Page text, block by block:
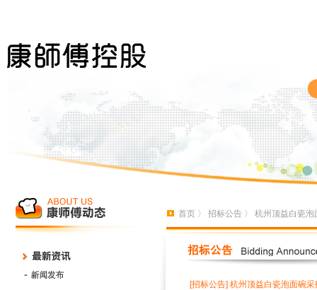
首页 〉 招标公告 〉 杭州顶益白瓷
[招标公告] 杭州顶益白瓷泡面碗